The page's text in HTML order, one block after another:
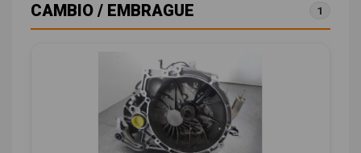
CAMBIO / EMBRAGUE 1